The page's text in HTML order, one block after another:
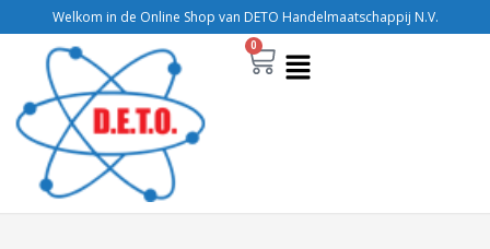
Welkom in de Online Shop van DETO Handelmaatschappij N.V.
0